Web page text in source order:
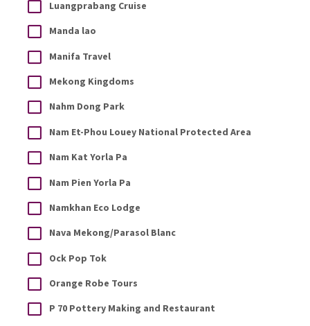
Luangprabang Cruise
Manda lao
Manifa Travel
Mekong Kingdoms
Nahm Dong Park
Nam Et-Phou Louey National Protected Area
Nam Kat Yorla Pa
Nam Pien Yorla Pa
Namkhan Eco Lodge
Nava Mekong/Parasol Blanc
Ock Pop Tok
Orange Robe Tours
P 70 Pottery Making and Restaurant